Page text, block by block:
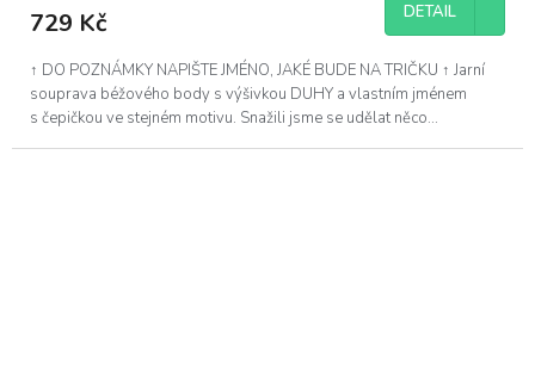
729 Kč DETAIL
↑ DO POZNÁMKY NAPIŠTE JMÉNO, JAKÉ BUDE NA TRIČKU ↑ Jarní
souprava béžového body s výšivkou DUHY a vlastním jménem
s čepičkou ve stejném motivu. Snažili jsme se udělat něco...